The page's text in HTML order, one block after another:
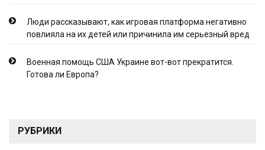
Люди рассказывают, как игровая платформа негативно
повлияла на их детей или причинила им серьезный вред
Военная помощь США Украине вот-вот прекратится.
Готова ли Европа?
РУБРИКИ